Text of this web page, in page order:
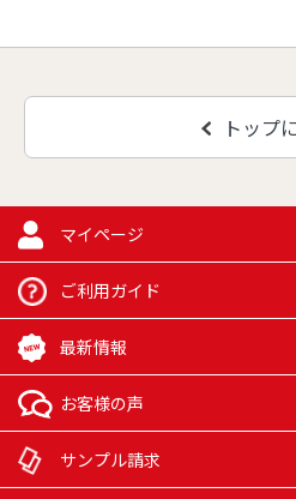
13,000部
18,000部
19,000部
20,000部
21,000部
23,000部
26,000部
27,000部
トップ
マイページ
ご利用ガイド
最新情報
お客様の声
サンプル請求